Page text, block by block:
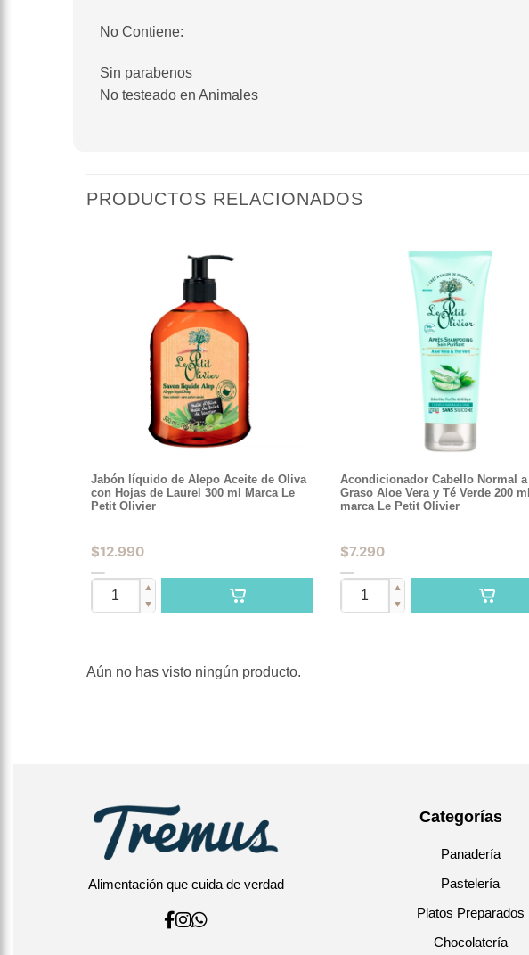
No Contiene:
Sin parabenos
No testeado en Animales
PRODUCTOS RELACIONADOS
Jabón líquido de Alepo Aceite de Oliva
con Hojas de Laurel 300 ml Marca Le
Petit Olivier
$12.990
▲
▼
Acondicionador Cabello Normal a
Graso Aloe Vera y Té Verde 200 ml
marca Le Petit Olivier
$7.290
▲
▼
Aún no has visto ningún producto.
Alimentación que cuida de verdad
Categorías
Panadería
Pastelería
Platos Preparados
Chocolatería